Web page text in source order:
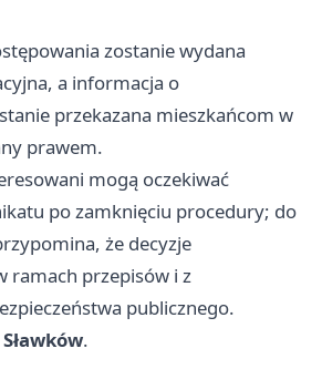
zostanie wydana
a informacja o
przekazana mieszkańcom w
prawem.
mogą oczekiwać
po zamknięciu procedury; do
że decyzje
ramach przepisów i z
publicznego.
.